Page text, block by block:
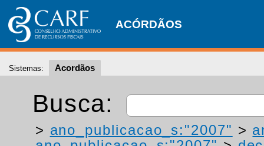
ACÓRDÃOS
Sistemas: Acordãos
Busca:
> ano_publicacao_s:"2007" >